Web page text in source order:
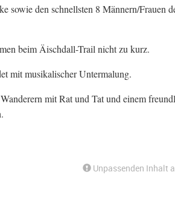
sowie den schnellsten 8 Männern/Frauen
beim Äischdall-Trail nicht zu kurz.
mit musikalischer Untermalung.
mit Rat und Tat und einem
Unpassenden Inhalt